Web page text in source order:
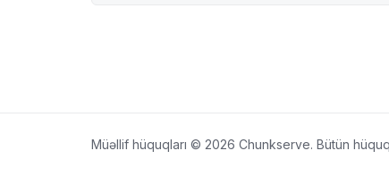
Müəllif hüquqları © 2026 Chunkserve. Bütün